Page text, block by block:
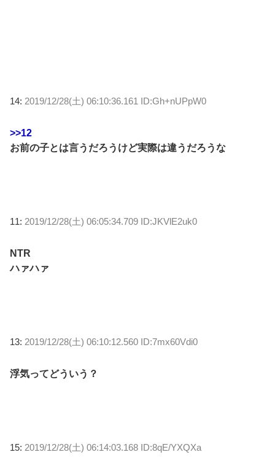
14: 2019/12/28(土) 06:10:36.161 ID:Gh+nUPpW0
>>12
お前の子とは言うだろうけど実際は違うだろうな
11: 2019/12/28(土) 06:05:34.709 ID:JKVlE2uk0
NTR
ハァハァ
13: 2019/12/28(土) 06:10:12.560 ID:7mx60Vdi0
浮気ってどういう？
15: 2019/12/28(土) 06:14:03.168 ID:8qE/YXQXa